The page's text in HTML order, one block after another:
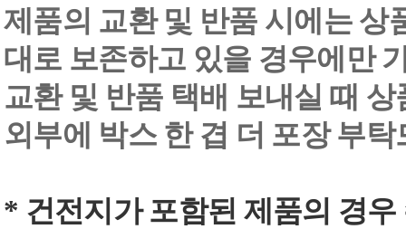
제품의 교환 및 반품 시에는 상
대로 보존하고 있을 경우에만
교환 및 반품 택배 보내실 때
외부에 박스 한 겹 더 포장 부탁
* 건전지가 포함된 제품의 경